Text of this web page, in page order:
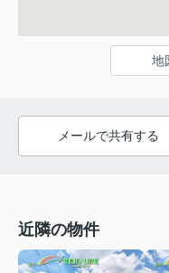
地
メールで共有する
近隣の物件